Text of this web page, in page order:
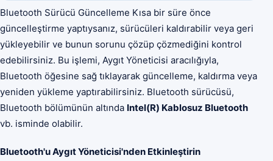
Bluetooth Sürücü Güncelleme Kısa bir süre önce
güncelleştirme yaptıysanız, sürücüleri kaldırabilir veya geri
yükleyebilir ve bunun sorunu çözüp çözmediğini kontrol
edebilirsiniz. Bu işlemi, Aygıt Yöneticisi aracılığıyla,
Bluetooth öğesine sağ tıklayarak güncelleme, kaldırma veya
yeniden yükleme yaptırabilirsiniz. Bluetooth sürücüsü,
Bluetooth bölümünün altında Intel(R) Kablosuz Bluetooth
vb. isminde olabilir.
Bluetooth'u Aygıt Yöneticisi'nden Etkinleştirin